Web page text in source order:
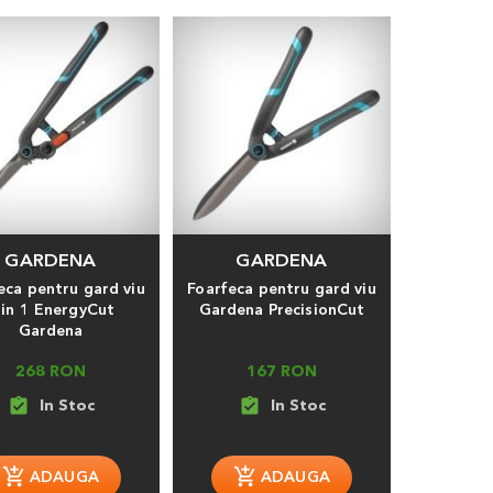
GARDENA
pentru gard viu
1 EnergyCut
Gardena
268 RON
assignment_turned_in
GARDENA
Foarfeca pentru gard viu
Gardena PrecisionCut
167 RON
assignment_turned_in